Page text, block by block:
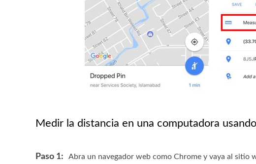
Medir la distancia en una computadora
Paso 1:
Abra un navegador web como Chrome y vaya al sitio